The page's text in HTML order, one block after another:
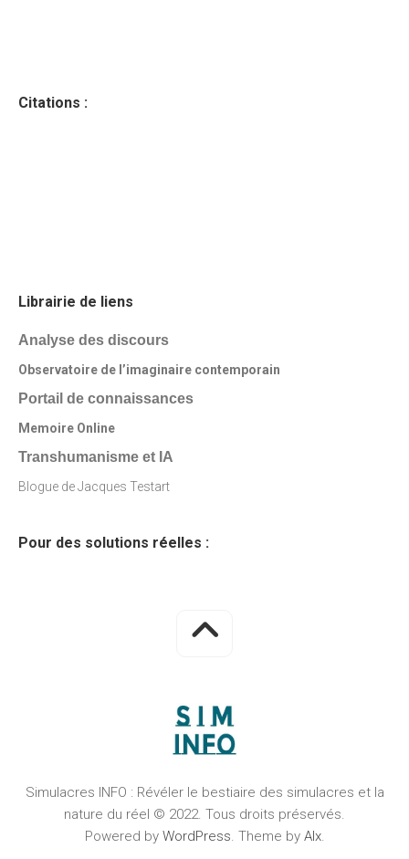
Citations :
Librairie de liens
Analyse des discours
Observatoire de l’imaginaire contemporain
Portail de connaissances
Memoire Online
Transhumanisme et IA
Blogue de Jacques Testart
Pour des solutions réelles :
Simulacres INFO : Révéler le bestiaire des simulacres et la
nature du réel © 2022. Tous droits préservés.
Powered by WordPress. Theme by Alx.